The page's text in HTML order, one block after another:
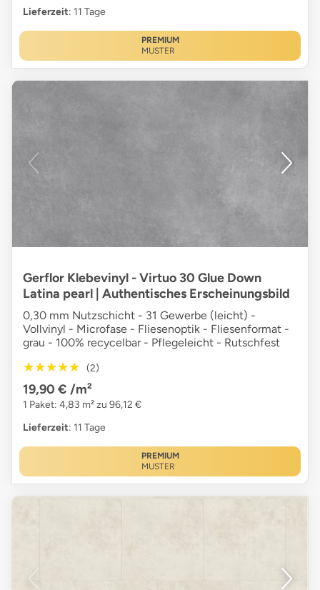
Lieferzeit: 11 Tage
PREMIUM
MUSTER
Gerflor Klebevinyl - Virtuo 30 Glue Down
Latina pearl | Authentisches Erscheinungsbild
0,30 mm Nutzschicht - 31 Gewerbe (leicht) -
Vollvinyl - Microfase - Fliesenoptik - Fliesenformat -
grau - 100% recycelbar - Pflegeleicht - Rutschfest
★★★★★
★★★★★ (2)
19,90 € /m²
1 Paket: 4,83 m² zu 96,12 €
Lieferzeit: 11 Tage
PREMIUM
MUSTER